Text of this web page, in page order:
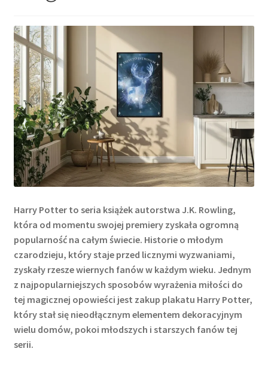
Harry Potter to seria książek autorstwa J.K. Rowling,
która od momentu swojej premiery zyskała ogromną
popularność na całym świecie. Historie o młodym
czarodzieju, który staje przed licznymi wyzwaniami,
zyskały rzesze wiernych fanów w każdym wieku. Jednym
z najpopularniejszych sposobów wyrażenia miłości do
tej magicznej opowieści jest zakup plakatu Harry Potter,
który stał się nieodłącznym elementem dekoracyjnym
wielu domów, pokoi młodszych i starszych fanów tej
serii.